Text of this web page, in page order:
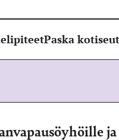
Paska